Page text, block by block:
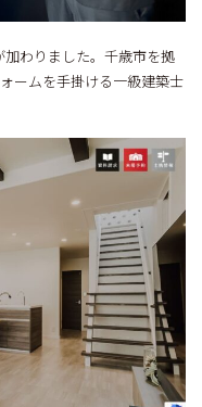
加わりました。千歳市を拠
ームを手掛ける一級建築士